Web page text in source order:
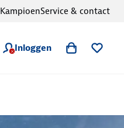
Inloggen
KampioenService & contact